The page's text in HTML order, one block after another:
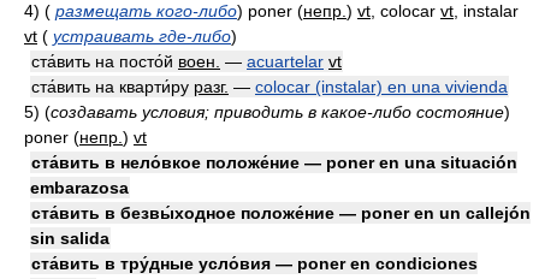
4) ( размещать кого-либо) poner (непр. ) vt , colocar vt , instalar
vt ( устраивать где-либо)
ста́вить на посто́й воен. — acuartelar vt
ста́вить на кварти́ру разг. — colocar (instalar) en una vivienda
5) (создавать условия; приводить в какое-либо состояние)
poner (непр. ) vt
ста́вить в нело́вкое положе́ние — poner en una situación
embarazosa
ста́вить в безвы́ходное положе́ние — poner en un callejón
sin salida
ста́вить в тру́дные усло́вия — poner en condiciones